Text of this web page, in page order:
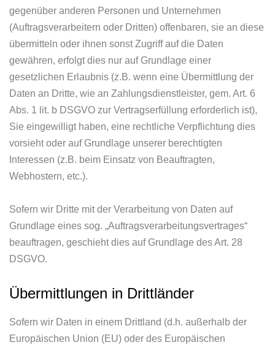
gegenüber anderen Personen und Unternehmen
(Auftragsverarbeitern oder Dritten) offenbaren, sie an diese
übermitteln oder ihnen sonst Zugriff auf die Daten
gewähren, erfolgt dies nur auf Grundlage einer
gesetzlichen Erlaubnis (z.B. wenn eine Übermittlung der
Daten an Dritte, wie an Zahlungsdienstleister, gem. Art. 6
Abs. 1 lit. b DSGVO zur Vertragserfüllung erforderlich ist),
Sie eingewilligt haben, eine rechtliche Verpflichtung dies
vorsieht oder auf Grundlage unserer berechtigten
Interessen (z.B. beim Einsatz von Beauftragten,
Webhostern, etc.).
Sofern wir Dritte mit der Verarbeitung von Daten auf
Grundlage eines sog. „Auftragsverarbeitungsvertrages“
beauftragen, geschieht dies auf Grundlage des Art. 28
DSGVO.
Übermittlungen in Drittländer
Sofern wir Daten in einem Drittland (d.h. außerhalb der
Europäischen Union (EU) oder des Europäischen